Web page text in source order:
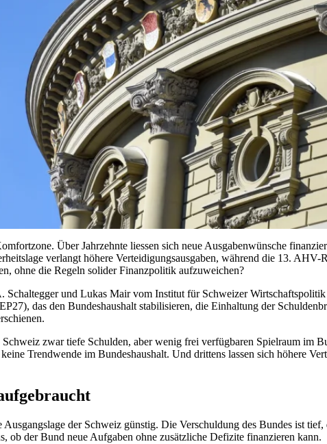
Über Jahrzehnte liessen sich neue Ausgabenwünsche
verlangt höhere Verteidigungsausgaben, während die 13.
ohne die Regeln solider Finanzpolitik aufzuweichen?
Schaltegger und Lukas Mair vom Institut für Schweizer
das den Bundeshaushalt stabilisieren, die Einhaltung der
zwar tiefe Schulden, aber wenig frei verfügbaren Spielraum im
Trendwende im Bundeshaushalt. Und drittens lassen sich höhere
der Schweiz günstig. Die Verschuldung des Bundes ist
ob der Bund neue Aufgaben ohne zusätzliche Defizite finanzieren kann.